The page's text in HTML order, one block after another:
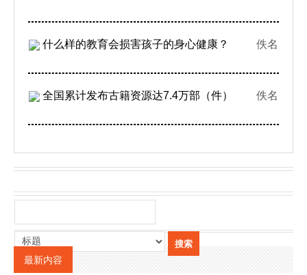
什么样的教育会损害孩子的身心健康？ 佚名
全国累计发布古籍资源达7.4万部（件） 佚名
最新内容